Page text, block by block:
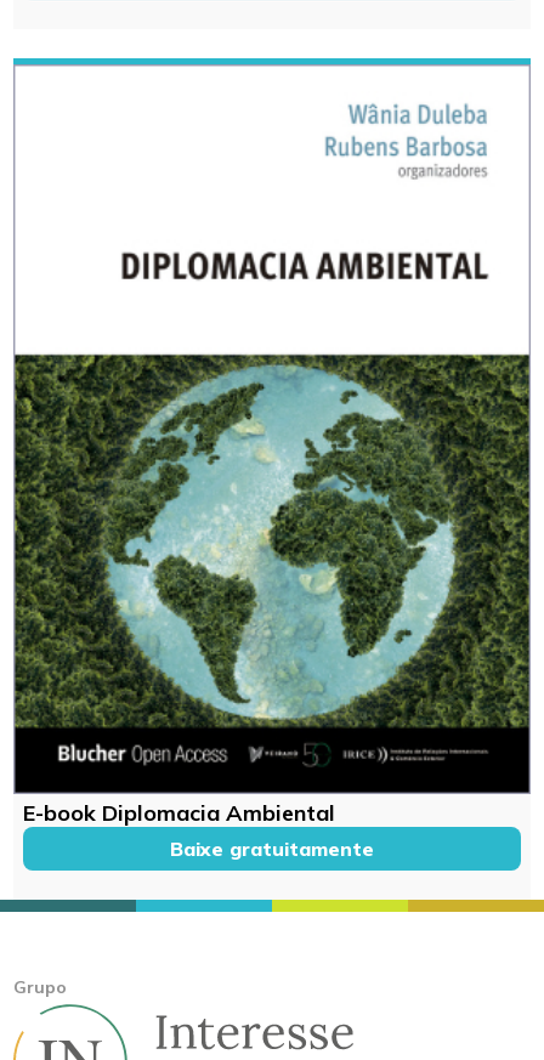
E-book Diplomacia Ambiental
Baixe gratuitamente
Grupo